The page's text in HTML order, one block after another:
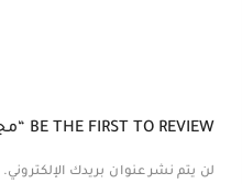
BE THE FIRST TO REVIEW “مجموعة من 12 طلاء زيتي DALER ROWNEY”
لن يتم نشر عنوان بريدك الإلكتروني.